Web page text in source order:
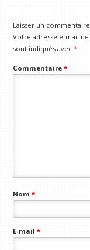
Laisser un commentaire
Votre adresse e-mail
sont indiqués avec*
Commentaire*
Nom*
E-mail*